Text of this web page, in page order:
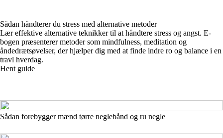
Sådan håndterer du stress med alternative metoder
Lær effektive alternative teknikker til at håndtere stress og angst. E-
bogen præsenterer metoder som mindfulness, meditation og
åndedrætsøvelser, der hjælper dig med at finde indre ro og balance i en
travl hverdag.
Hent guide
Sådan forebygger mænd tørre neglebånd og ru negle